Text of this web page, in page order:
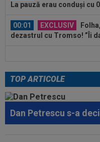
La pauză erau conduși cu
00:01 EXCLUSIV
dezastrul cu Tromso! ”Îi
Gigi
00:43 EXCLUSIV
gata să renunțe la CFR și
00:41 EXCLUSIV
Gigi
TOP ARTICOLE
Dan Petrescu s-a